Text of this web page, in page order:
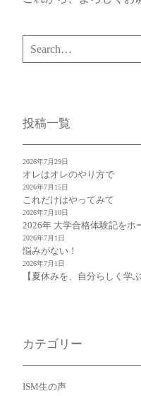
検
索
投稿一覧
オレはオレのやり方で
2026年7月29日
これだけはやってみて
2026年7月15日
2026年 大学合格体験記をホ
2026年7月10日
悩みがない！
2026年7月1日
【夏休みを、自分らしく学
2026年7月1日
カテゴリー
ISM生の声